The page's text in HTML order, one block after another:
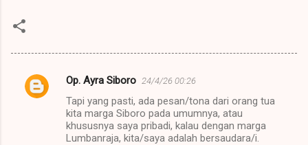
K
Op. Ayra Siboro 24/4/26 00:26
Tapi yang pasti, ada pesan/tona dari orang tua
kita marga Siboro pada umumnya, atau
khususnya saya pribadi, kalau dengan marga
Lumbanraja, kita/saya adalah bersaudara/i.